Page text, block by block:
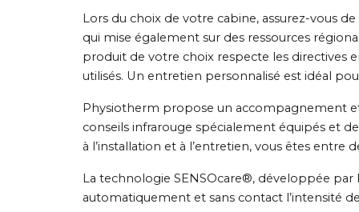
Lors du choix de votre cabine, assurez-vous
qui mise également sur des ressources
produit de votre choix respecte les directives
utilisés. Un entretien personnalisé est idéal
Physiotherm propose un accompagnement
conseils infrarouge spécialement équipés et
à l’installation et à l’entretien, vous êtes entre
La technologie SENSOcare®, développée
automatiquement et sans contact l’intensité